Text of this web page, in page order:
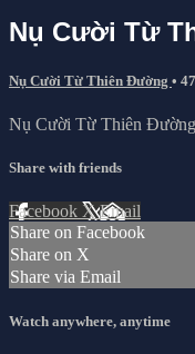
Nụ Cười Từ
Nụ Cười Từ Thiên Đường •
Nụ Cười Từ Thiên Đường
Share with friends
Facebook XEmail
Share on Facebook
Share on X
Share via Email
Watch anywhere, anytime